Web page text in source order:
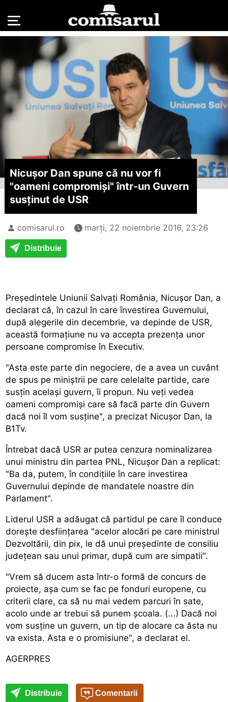
Nicușor Dan spune că nu vor fi
"oameni compromiși" într-un Guvern
susținut de USR
comisarul.ro marți, 22 noiembrie 2016, 23:26
Distribuie
Președintele Uniunii Salvați România, Nicușor Dan, a
declarat că, în cazul în care învestirea Guvernului,
după alegerile din decembrie, va depinde de USR,
această formațiune nu va accepta prezența unor
persoane compromise în Executiv.
"Asta este parte din negociere, de a avea un cuvânt
de spus pe miniștrii pe care celelalte partide, care
susțin același guvern, îi propun. Nu veți vedea
oameni compromiși care să facă parte din Guvern
dacă noi îl vom susține", a precizat Nicușor Dan, la
B1Tv.
Întrebat dacă USR ar putea cenzura nominalizarea
unui ministru din partea PNL, Nicușor Dan a replicat:
"Ba da, putem, în condițiile în care investirea
Guvernului depinde de mandatele noastre din
Parlament".
Liderul USR a adăugat că partidul pe care îl conduce
dorește desființarea "acelor alocări pe care ministrul
Dezvoltării, din pix, le dă unui președinte de consiliu
județean sau unui primar, după cum are simpatii".
"Vrem să ducem asta într-o formă de concurs de
proiecte, așa cum se fac pe fonduri europene, cu
criterii clare, ca să nu mai vedem parcuri în sate,
acolo unde ar trebui să punem școala. (...) Dacă noi
vom susține un guvern, un tip de alocare ca ăsta nu
va exista. Asta e o promisiune", a declarat el.
AGERPRES
Distribuie Comentarii